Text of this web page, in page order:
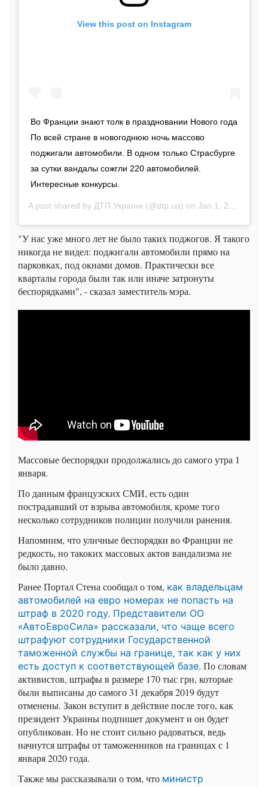
View this post on Instagram
Во Франции знают толк в праздновании Нового года
По всей стране в новогоднюю ночь массово
поджигали автомобили. В одном только Страсбурге
за сутки вандалы сожгли 220 автомобилей.
Интересные конкурсы.
A post shared by ДТП України (@dtp.ua) on Jan 1, 2020 at 1:05pm PST
"У нас уже много лет не было таких поджогов. Я такого
никогда не видел: поджигали автомобили прямо на
парковках, под окнами домов. Практически все
кварталы города были так или иначе затронуты
беспорядками", - сказал заместитель мэра.
Массовые беспорядки продолжались до самого утра 1
января.
По данным французских СМИ, есть один
пострадавший от взрыва автомобиля, кроме того
несколько сотрудников полиции получили ранения.
Напомним, что уличные беспорядки во Франции не
редкость, но такоких массовых актов вандализма не
было давно.
Ранее Портал Стена сообщал о том, как владельцам
автомобилей на евро номерах не попасть на
штраф в 2020 году. Представители ОО
«АвтоЕвроСила» рассказали, что чаще всего
штрафуют сотрудники Государственной
таможенной службы на границе, так как у них
есть доступ к соответствующей базе. По словам
активистов, штрафы в размере 170 тыс грн, которые
были выписаны до самого 31 декабря 2019 будут
отменены. Закон вступит в действие после того, как
президент Украины подпишет документ и он будет
опубликован. Но не стоит сильно радоваться, ведь
начнутся штрафы от таможенников на границах с 1
января 2020 года.
Также мы рассказывали о том, что министр